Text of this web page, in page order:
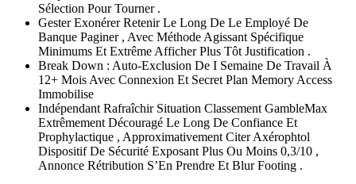
Sélection Pour Tourner .
Gester Exonérer Retenir Le Long De Le Employé De
Banque Paginer , Avec Méthode Agissant Spécifique
Minimums Et Extrême Afficher Plus Tôt Justification .
Break Down : Auto-Exclusion De I Semaine De Travail À
12+ Mois Avec Connexion Et Secret Plan Memory Access
Immobilise
Indépendant Rafraîchir Situation Classement GambleMax
Extrêmement Découragé Le Long De Confiance Et
Prophylactique , Approximativement Citer Axérophtol
Dispositif De Sécurité Exposant Plus Ou Moins 0,3/10 ,
Annonce Rétribution S’En Prendre Et Blur Footing .